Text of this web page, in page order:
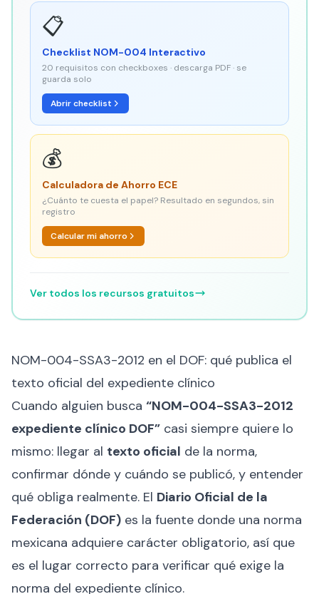
📋
Checklist NOM-004 Interactivo
20 requisitos con checkboxes · descarga PDF · se
guarda solo
Abrir checklist
💰
Calculadora de Ahorro ECE
¿Cuánto te cuesta el papel? Resultado en segundos, sin
registro
Calcular mi ahorro
Ver todos los recursos gratuitos
NOM-004-SSA3-2012 en el DOF: qué publica el
texto oficial del expediente clínico
Cuando alguien busca “NOM-004-SSA3-2012
expediente clínico DOF” casi siempre quiere lo
mismo: llegar al texto oficial de la norma,
confirmar dónde y cuándo se publicó, y entender
qué obliga realmente. El Diario Oficial de la
Federación (DOF) es la fuente donde una norma
mexicana adquiere carácter obligatorio, así que
es el lugar correcto para verificar qué exige la
norma del expediente clínico.